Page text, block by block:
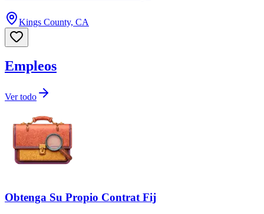
Kings County, CA
Empleos
Ver todo
Obtenga Su Propio Contrat Fij